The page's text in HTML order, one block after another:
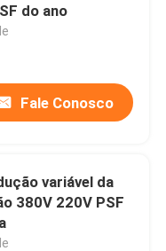
do ano
Fale Conosco
variável da
380V 220V PSF